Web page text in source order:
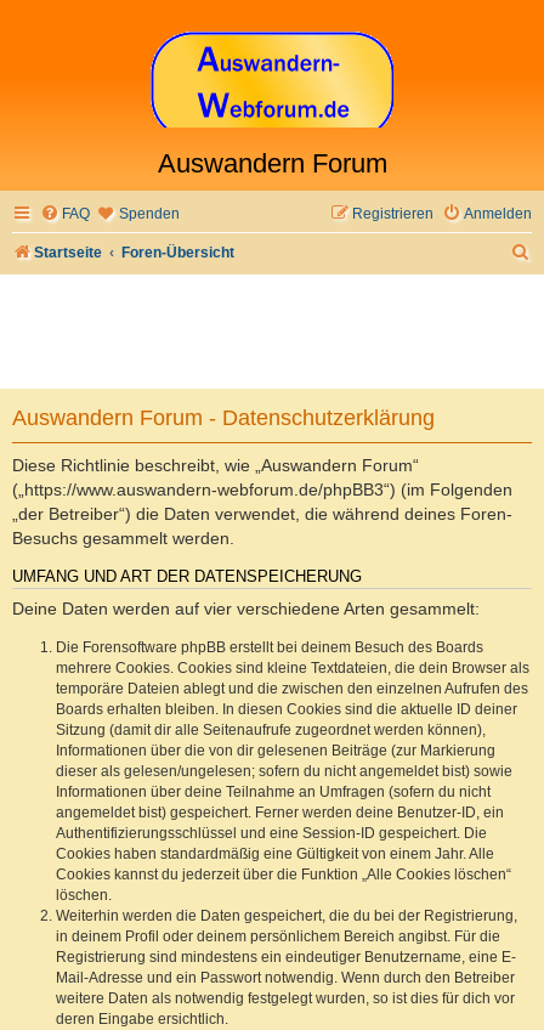
Auswandern Forum
FAQ Spenden Anmelden
Registrieren
Startseite Foren-Übersicht
Auswandern Forum - Datenschutzerklärung
Diese Richtlinie beschreibt, wie „Auswandern Forum“
(„https://www.auswandern-webforum.de/phpBB3“) (im Folgenden
„der Betreiber“) die Daten verwendet, die während deines Foren-
Besuchs gesammelt werden.
UMFANG UND ART DER DATENSPEICHERUNG
Deine Daten werden auf vier verschiedene Arten gesammelt:
Die Forensoftware phpBB erstellt bei deinem Besuch des Boards
mehrere Cookies. Cookies sind kleine Textdateien, die dein Browser als
temporäre Dateien ablegt und die zwischen den einzelnen Aufrufen des
Boards erhalten bleiben. In diesen Cookies sind die aktuelle ID deiner
Sitzung (damit dir alle Seitenaufrufe zugeordnet werden können),
Informationen über die von dir gelesenen Beiträge (zur Markierung
dieser als gelesen/ungelesen; sofern du nicht angemeldet bist) sowie
Informationen über deine Teilnahme an Umfragen (sofern du nicht
angemeldet bist) gespeichert. Ferner werden deine Benutzer-ID, ein
Authentifizierungsschlüssel und eine Session-ID gespeichert. Die
Cookies haben standardmäßig eine Gültigkeit von einem Jahr. Alle
Cookies kannst du jederzeit über die Funktion „Alle Cookies löschen“
löschen.
Weiterhin werden die Daten gespeichert, die du bei der Registrierung,
in deinem Profil oder deinem persönlichem Bereich angibst. Für die
Registrierung sind mindestens ein eindeutiger Benutzername, eine E-
Mail-Adresse und ein Passwort notwendig. Wenn durch den Betreiber
weitere Daten als notwendig festgelegt wurden, so ist dies für dich vor
deren Eingabe ersichtlich.